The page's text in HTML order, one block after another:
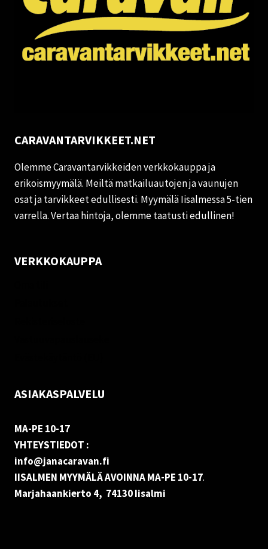
CARAVANTARVIKKEET.NET
Olemme Caravantarvikkeiden verkkokauppa ja
erikoismyymälä. Meiltä matkailuautojen ja vaunujen
osat ja tarvikkeet edullisesti. Myymälä Iisalmessa 5-tien
varrella. Vertaa hintoja, olemme taatusti edullinen!
VERKKOKAUPPA
ASIAKASPALVELU
MA-PE 10-17
YHTEYSTIEDOT :
info@janacaravan.fi
IISALMEN MYYMÄLÄ AVOINNA MA-PE 10-17.
Marjahaankierto 4, 74130 Iisalmi